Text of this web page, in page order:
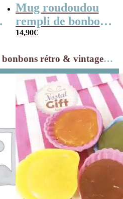
Mug roudoudou
rempli de bonbons
rétro
14,90€
bonbons rétro & vintage…